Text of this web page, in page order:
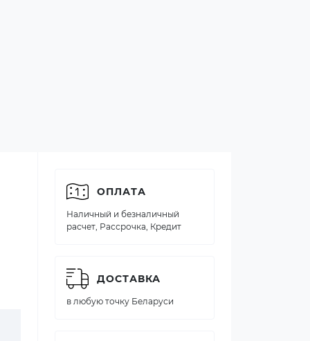
ОПЛАТА
Наличный и безналичный
расчет, Рассрочка, Кредит
ДОСТАВКА
в любую точку Беларуси